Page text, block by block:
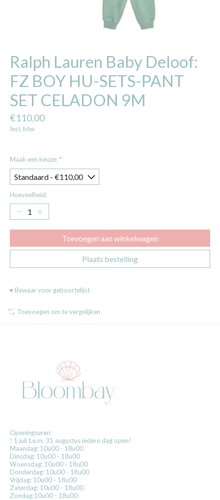
Ralph Lauren Baby Deloof:
FZ BOY HU-SETS-PANT
SET CELADON 9M
€110,00
Incl. btw
Maak een keuze: *
Hoeveelheid:
Toevoegen aan winkelwagen
Plaats bestelling
♥ Bewaar voor geboortelijst
Toevoegen om te vergelijken
Openingsuren:
! 1 juli t.e.m. 31 augustus iedere dag open!
Maandag: 10u00 - 18u00
Dinsdag: 10u00 - 18u00
Woensdag: 10u00 - 18u00
Donderdag: 10u00 - 18u00
Vrijdag: 10u00 - 18u00
Zaterdag: 10u00 - 18u00
Zondag:10u00 - 18u00